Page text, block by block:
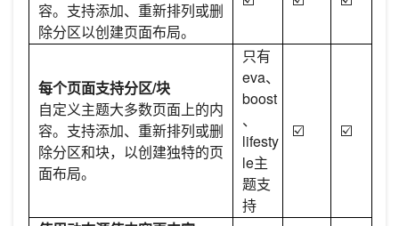
容。支持添加、重新排列或删
除分区以创建页面布局。
每个页面支持分区/块
自定义主题大多数页面上的内
容。支持添加、重新排列或删
除分区和块，以创建独特的页
面布局。
只有
eva、
boost
、
lifesty
le主
题支
持
☑️ ☑️